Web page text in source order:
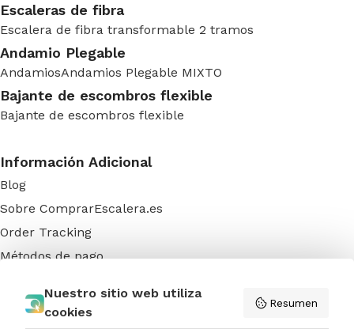
Escaleras de fibra
Escalera de fibra transformable 2 tramos
Andamio Plegable
AndamiosAndamios Plegable MIXTO
Bajante de escombros flexible
Bajante de escombros flexible
Información Adicional
Blog
Sobre ComprarEscalera.es
Order Tracking
Métodos de pago
Colaboradores
Nuestro sitio web utiliza
cookies
Resumen